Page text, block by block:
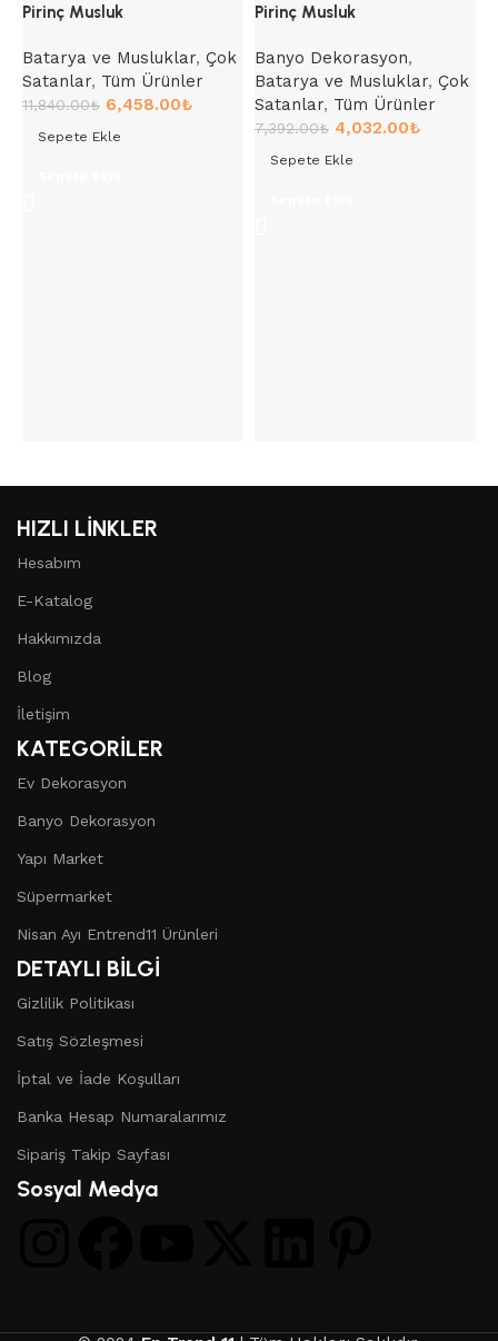
Pirinç Musluk
Batarya ve Musluklar, Çok
Satanlar, Tüm Ürünler
11,840.00₺ 6,458.00₺
Sepete Ekle
Pirinç Musluk
Banyo Dekorasyon,
Batarya ve Musluklar, Çok
Satanlar, Tüm Ürünler
7,392.00₺ 4,032.00₺
Sepete Ekle
HIZLI LİNKLER
Hesabım
E-Katalog
Hakkımızda
Blog
İletişim
KATEGORİLER
Ev Dekorasyon
Banyo Dekorasyon
Yapı Market
Süpermarket
Nisan Ayı Entrend11 Ürünleri
DETAYLI BİLGİ
Gizlilik Politikası
Satış Sözleşmesi
İptal ve İade Koşulları
Banka Hesap Numaralarımız
Sipariş Takip Sayfası
Sosyal Medya